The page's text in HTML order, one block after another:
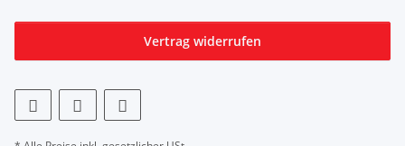
Vertrag widerrufen